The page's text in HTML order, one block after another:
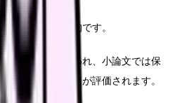
、面接が一般的です。
ルの知識が問われ、小論文では保
ついての考察力が評価されます。